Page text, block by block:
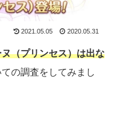
2021.05.05 2020.05.31
（プリンセス）は出な
の調査をしてみまし